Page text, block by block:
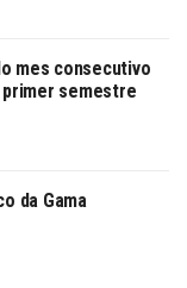
mes consecutivo
primer semestre
da Gama